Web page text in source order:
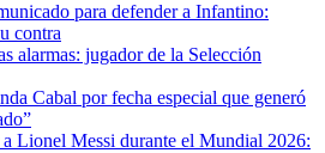
para defender a Infantino:
contra
alarmas: jugador de la Selección
Cabal por fecha especial que generó
a Lionel Messi durante el Mundial 2026: